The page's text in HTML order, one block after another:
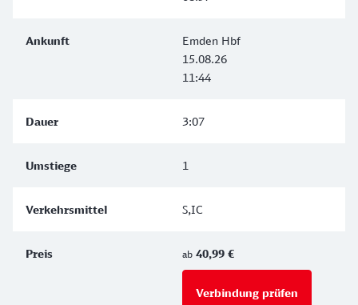
Emden Hbf
15.08.26
11:44
3:07
1
S,IC
ab 40,99 €
Verbindung prüfen